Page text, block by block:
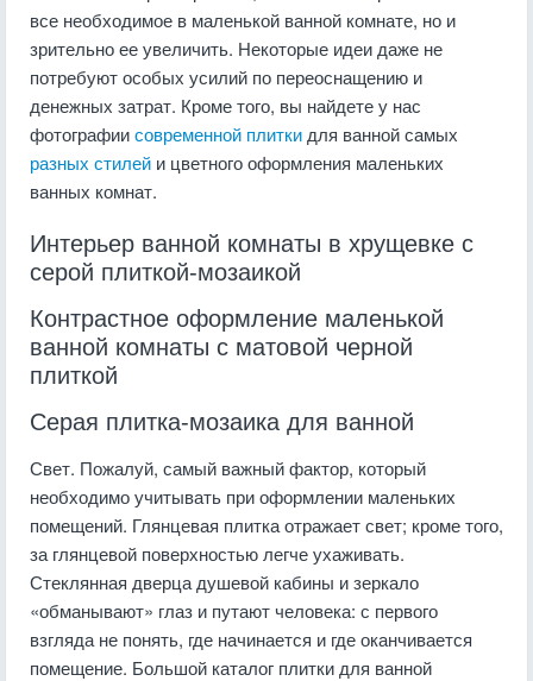
все необходимое в маленькой ванной комнате, но и
зрительно ее увеличить. Некоторые идеи даже не
потребуют особых усилий по переоснащению и
денежных затрат. Кроме того, вы найдете у нас
фотографиисовременной плитки для ванной самых
разных стилей и цветного оформления маленьких
ванных комнат.
Интерьер ванной комнаты в хрущевке с
серой плиткой-мозаикой
Контрастное оформление маленькой
ванной комнаты с матовой черной
плиткой
Серая плитка-мозаика для ванной
Свет. Пожалуй, самый важный фактор, который
необходимо учитывать при оформлении маленьких
помещений. Глянцевая плитка отражает свет; кроме того,
за глянцевой поверхностью легче ухаживать.
Стеклянная дверца душевой кабины и зеркало
«обманывают» глаз и путают человека: с первого
взгляда не понять, где начинается и где оканчивается
помещение. Большой каталог плитки для ванной